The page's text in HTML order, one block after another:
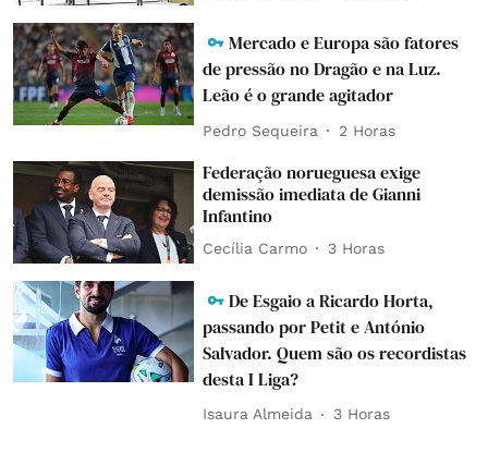
Mercado e Europa são fatores
de pressão no Dragão e na Luz.
Leão é o grande agitador
Pedro Sequeira 2 Horas
Federação norueguesa exige
demissão imediata de Gianni
Infantino
Cecília Carmo 3 Horas
De Esgaio a Ricardo Horta,
passando por Petit e António
Salvador. Quem são os recordistas
desta I Liga?
Isaura Almeida 3 Horas